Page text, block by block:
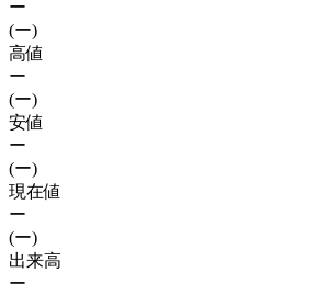
ー
(ー)
高値
ー
(ー)
安値
ー
(ー)
現在値
ー
(ー)
出来高
ー